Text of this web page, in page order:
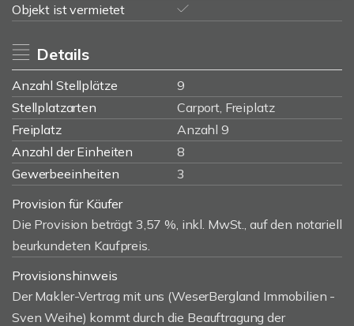
Objekt ist vermietet
Details
Anzahl Stellplätze
9
Stellplatzarten
Carport, Freiplatz
Freiplatz
Anzahl 9
Anzahl der Einheiten
8
Gewerbeeinheiten
3
Provision für Käufer
Die Provision beträgt 3,57 %, inkl. MwSt., auf den notariell
beurkundeten Kaufpreis.
Provisionshinweis
Der Makler-Vertrag mit uns (WeserBergland Immobilien -
Sven Weihe) kommt durch die Beauftragung der